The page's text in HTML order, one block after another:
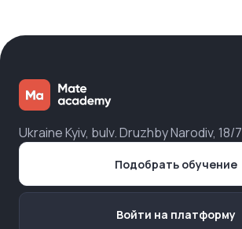
Ukraine Kyiv, bulv. Druzhby Narodiv, 18/7
Подобрать обучение
Войти на платформу